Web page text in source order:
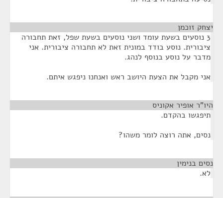
יצחק זוכמן
3 נוסעים בשעת עומד ושני נוסעים בשעת שפל, זאת תחבורה
ציבורית. נוסע בודד במונית זאת לא תחבורה ציבורית. אני
מדבר על נוסע בנוסף לנהג.
אני מקבל את הצעת היושב ראש ואנחנו ניפגש איתם.
היו"ר אופיר אקוניס
תיפגשו בהקדם.
נסים, אתה רוצה לומר משהו?
נסים בנימין
לא.